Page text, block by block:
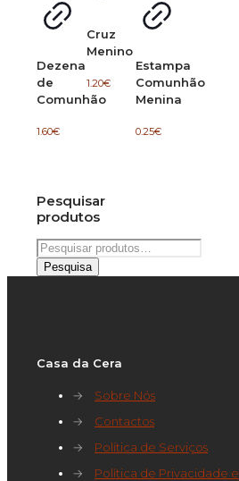
Dezena
de
Comunhão
1.60€
Cruz
Menino
1.20€
Estampa
Comunhão
Menina
0.25€
Pesquisar
produtos
Pesquisar
por:
Pesquisa
Casa da Cera
→
Sobre Nós
→
Contactos
→
Política de Serviços
→
Política de Privacidade e